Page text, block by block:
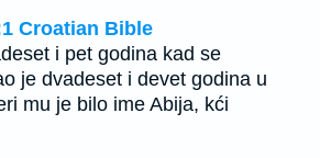
Croatian Bible
i pet godina kad se
je dvadeset i devet godina u
mu je bilo ime Abija, kći